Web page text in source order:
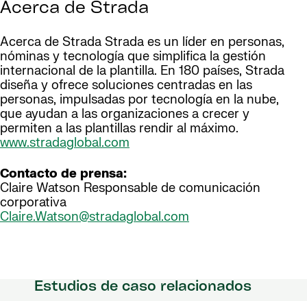
Acerca de Strada
Acerca de Strada Strada es un líder en personas,
nóminas y tecnología que simplifica la gestión
internacional de la plantilla. En 180 países, Strada
diseña y ofrece soluciones centradas en las
personas, impulsadas por tecnología en la nube,
que ayudan a las organizaciones a crecer y
permiten a las plantillas rendir al máximo.
www.stradaglobal.com
Contacto de prensa:
Claire Watson Responsable de comunicación
corporativa
Claire.Watson@stradaglobal.com
Estudios de caso relacionados